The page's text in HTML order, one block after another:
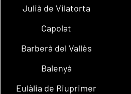
Julià de Vilatorta
Capolat
Barberà del Vallès
Balenyà
Eulàlia de Riuprimer